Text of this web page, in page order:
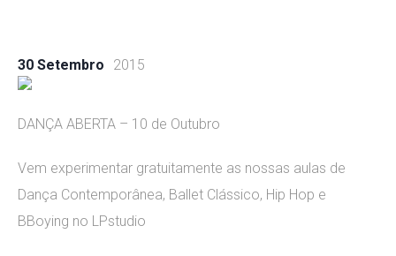
30 Setembro 2015
DANÇA ABERTA – 10 de Outubro
Vem experimentar gratuitamente as nossas aulas de
Dança Contemporânea, Ballet Clássico, Hip Hop e
BBoying no LPstudio